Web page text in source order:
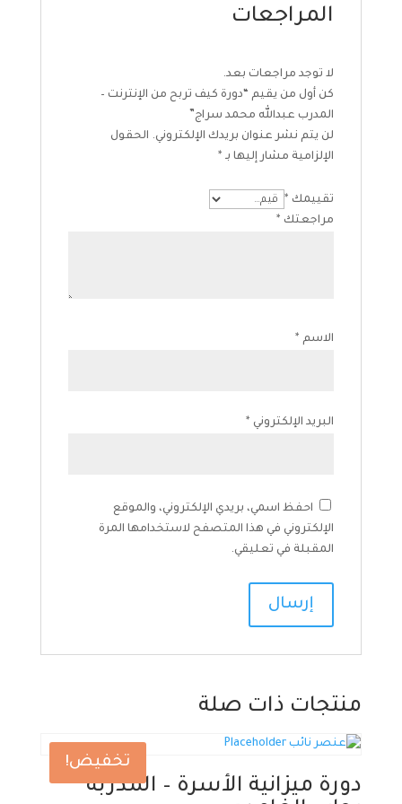
المراجعات
لا توجد مراجعات بعد.
كن أول من يقيم “دورة كيف تربح من الإنترنت –
المدرب عبدالله محمد سراج”
لن يتم نشر عنوان بريدك الإلكتروني. الحقول
الإلزامية مشار إليها بـ *
تقييمك *
مراجعتك *
الاسم *
البريد الإلكتروني *
احفظ اسمي، بريدي الإلكتروني، والموقع
الإلكتروني في هذا المتصفح لاستخدامها المرة
المقبلة في تعليقي.
منتجات ذات صلة
تخفيض!
دورة ميزانية الأسرة – المدربة